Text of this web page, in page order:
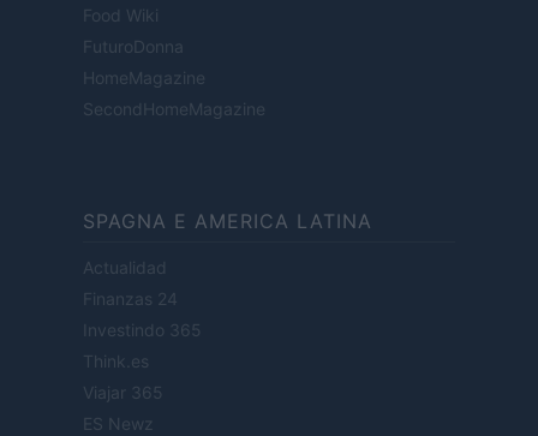
Food Wiki
FuturoDonna
HomeMagazine
SecondHomeMagazine
SPAGNA E AMERICA LATINA
Actualidad
Finanzas 24
Investindo 365
Think.es
Viajar 365
ES Newz